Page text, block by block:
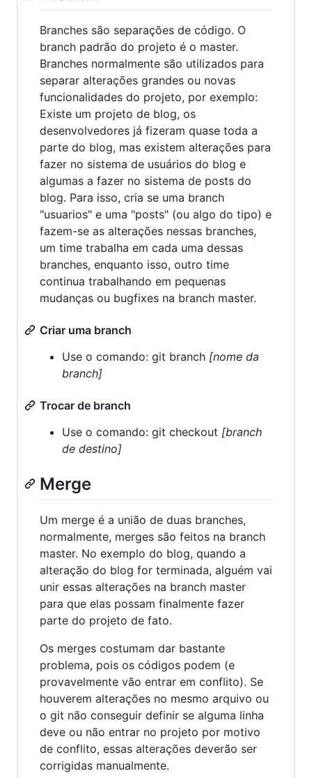
Branches são separações de código. O
branch padrão do projeto é o master.
Branches normalmente são utilizados para
separar alterações grandes ou novas
funcionalidades do projeto, por exemplo:
Existe um projeto de blog, os
desenvolvedores já fizeram quase toda a
parte do blog, mas existem alterações para
fazer no sistema de usuários do blog e
algumas a fazer no sistema de posts do
blog. Para isso, cria se uma branch
"usuarios" e uma "posts" (ou algo do tipo) e
fazem-se as alterações nessas branches,
um time trabalha em cada uma dessas
branches, enquanto isso, outro time
continua trabalhando em pequenas
mudanças ou bugfixes na branch master.
Criar uma branch
Use o comando: git branch [nome da
branch]
Trocar de branch
Use o comando: git checkout [branch
de destino]
Merge
Um merge é a união de duas branches,
normalmente, merges são feitos na branch
master. No exemplo do blog, quando a
alteração do blog for terminada, alguém vai
unir essas alterações na branch master
para que elas possam finalmente fazer
parte do projeto de fato.
Os merges costumam dar bastante
problema, pois os códigos podem (e
provavelmente vão entrar em conflito). Se
houverem alterações no mesmo arquivo ou
o git não conseguir definir se alguma linha
deve ou não entrar no projeto por motivo
de conflito, essas alterações deverão ser
corrigidas manualmente.